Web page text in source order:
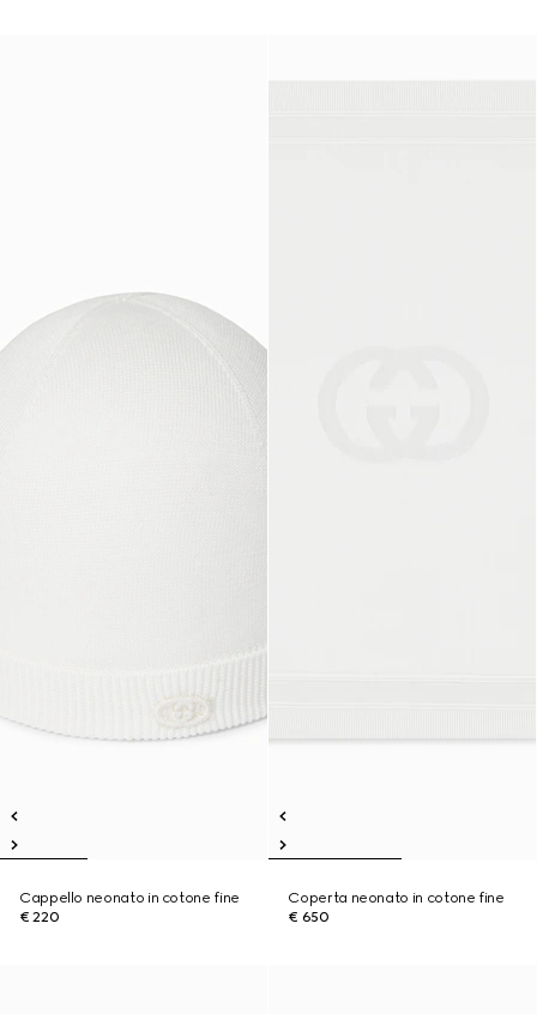
Cappello neonato in cotone fine
€ 220
Coperta neonato in cotone fine
€ 650